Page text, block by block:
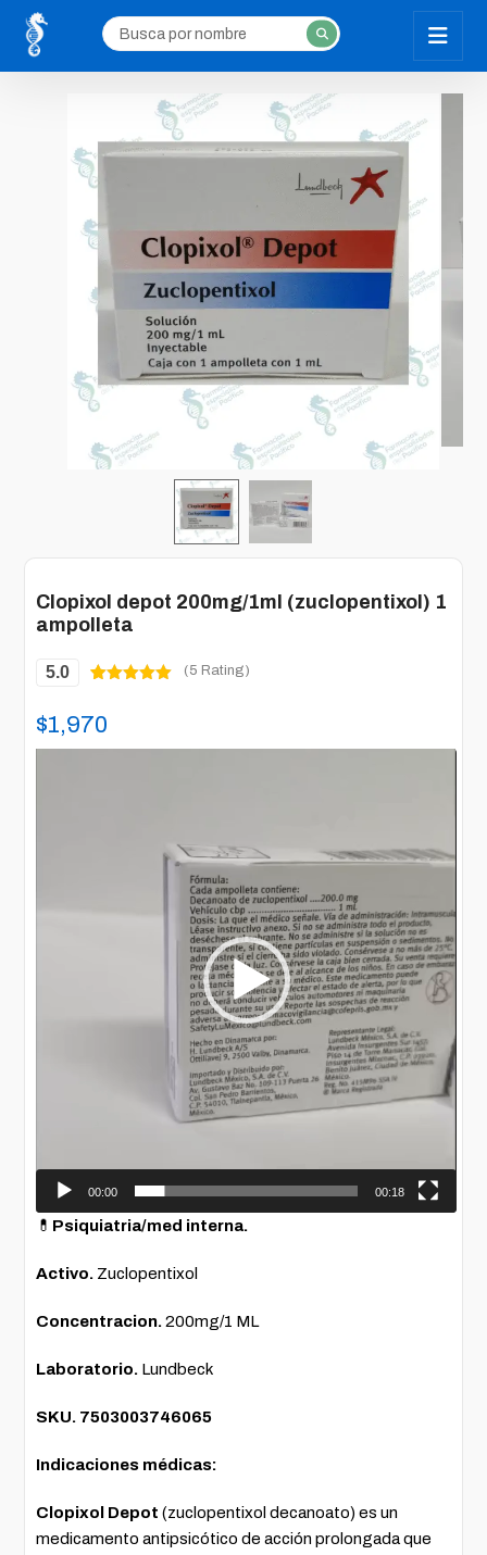
Clopixol depot 200mg/1ml (zuclopentixol) 1
ampolleta
5.0
5 basado
(5 Rating)
$1,970
00:00 00:18
💊 Psiquiatria/med interna.
Activo. Zuclopentixol
Concentracion.200mg/1 ML
Laboratorio. Lundbeck
SKU. 7503003746065
Indicaciones médicas:
Clopixol Depot (zuclopentixol decanoato) es un
medicamento antipsicótico de acción prolongada que